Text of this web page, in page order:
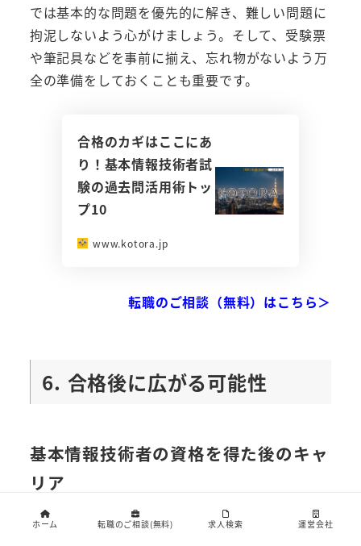
では基本的な問題を優先的に解き、難しい問題に
拘泥しないよう心がけましょう。そして、受験票
や筆記具などを事前に揃え、忘れ物がないよう万
全の準備をしておくことも重要です。
合格のカギはここにあ
り！基本情報技術者試
験の過去問活用術トッ
プ10
www.kotora.jp
転職のご相談（無料）はこちら＞
6. 合格後に広がる可能性
基本情報技術者の資格を得た後のキャ
リア
ホーム 転職のご相談(無料) 求人検索 運営会社